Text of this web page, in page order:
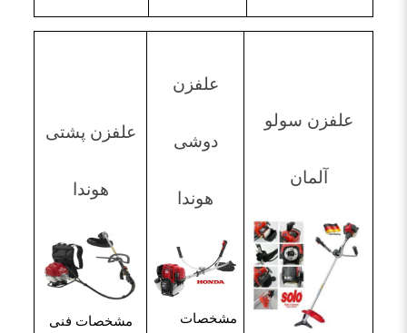
علفزن سولو
آلمان
علفزن
دوشی
هوندا
مشخصات
علفزن پشتی
هوندا
مشخصات فنی